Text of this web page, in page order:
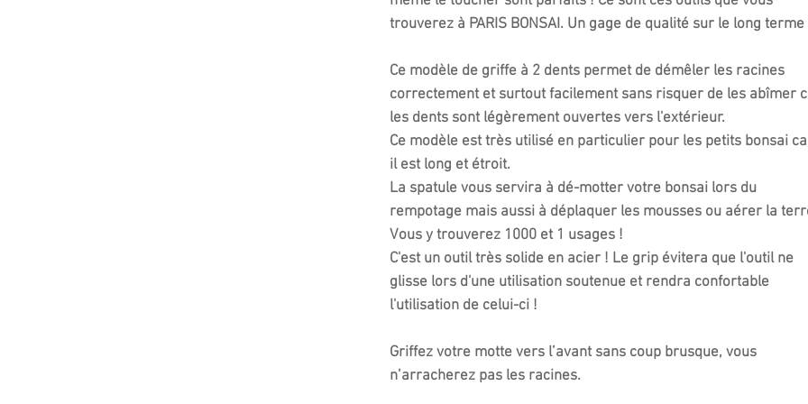
trouverez à PARIS BONSAI. Un gage de qualité sur le long terme
Ce modèle de griffe à 2 dents permet de démêler les racines
correctement et surtout facilement sans risquer de les abîmer
les dents sont légèrement ouvertes vers l'extérieur.
Ce modèle est très utilisé en particulier pour les petits bonsai
il est long et étroit.
La spatule vous servira à dé-motter votre bonsai lors du
rempotage mais aussi à déplaquer les mousses ou aérer la
Vous y trouverez 1000 et 1 usages !
C'est un outil très solide en acier ! Le grip évitera que l'outil ne
glisse lors d'une utilisation soutenue et rendra confortable
l'utilisation de celui-ci !
Griffez votre motte vers l’avant sans coup brusque, vous
n’arracherez pas les racines.